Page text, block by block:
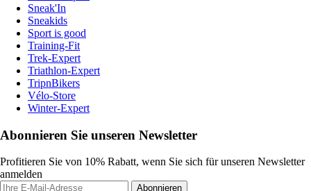
Sneak'In
Sneakids
Sport is good
Training-Fit
Trek-Expert
Triathlon-Expert
TripnBikers
Vélo-Store
Winter-Expert
Abonnieren Sie unseren Newsletter
Profitieren Sie von 10% Rabatt, wenn Sie sich für unseren Newsletter
anmelden
Abonnieren